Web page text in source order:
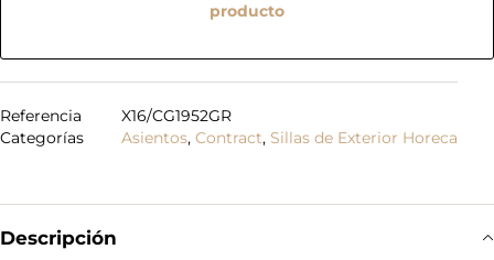
producto
Referencia
X16/CG1952GR
Categorías
Asientos, Contract, Sillas de Exterior Horeca
Descripción